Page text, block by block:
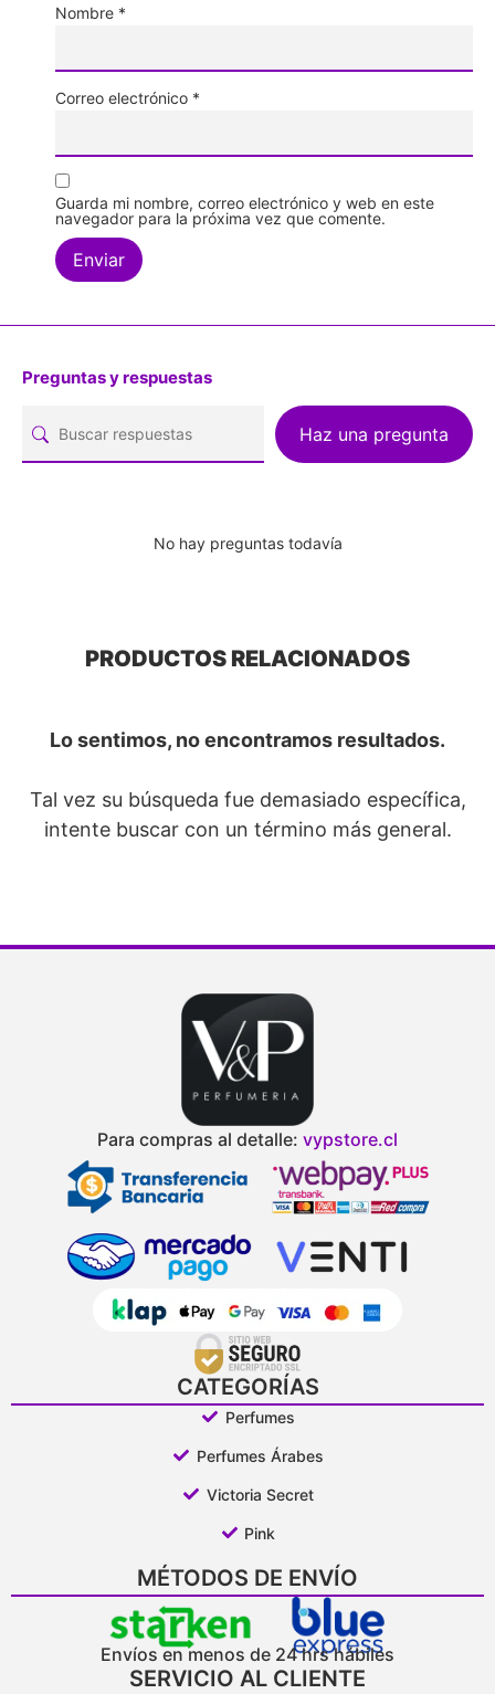
Nombre *
Correo electrónico *
Guarda mi nombre, correo electrónico y web en este
navegador para la próxima vez que comente.
Preguntas y respuestas
Haz una pregunta
No hay preguntas todavía
PRODUCTOS RELACIONADOS
Lo sentimos, no encontramos resultados.
Tal vez su búsqueda fue demasiado específica,
intente buscar con un término más general.
Para compras al detalle: vypstore.cl
CATEGORÍAS
Perfumes
Perfumes Árabes
Victoria Secret
Pink
MÉTODOS DE ENVÍO
Envíos en menos de 24 hrs hábiles
SERVICIO AL CLIENTE